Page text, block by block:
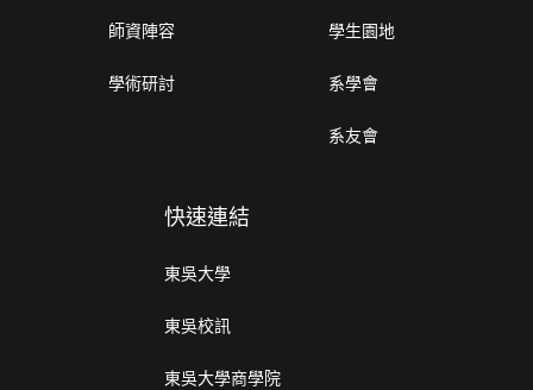
師資陣容
學術研討
學生園地
系學會
系友會
快速連結
東吳大學
東吳校訊
東吳大學商學院